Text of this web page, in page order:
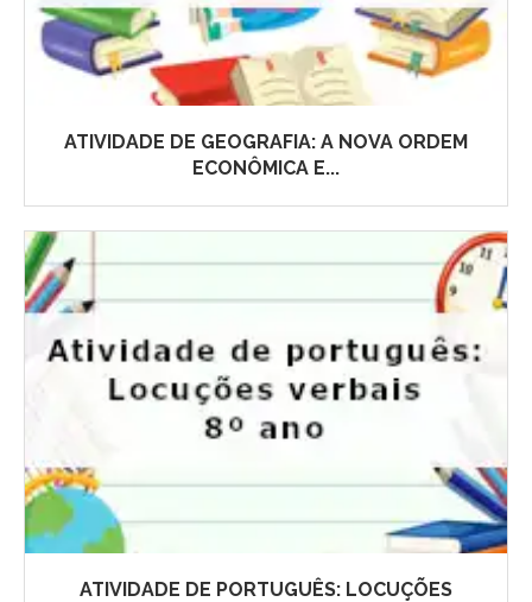
ATIVIDADE DE GEOGRAFIA: A NOVA ORDEM
ECONÔMICA E...
ATIVIDADE DE PORTUGUÊS: LOCUÇÕES